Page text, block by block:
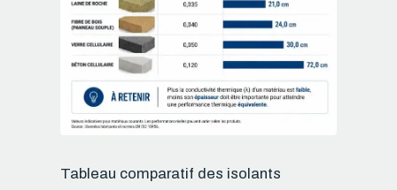
Tableau comparatif des isolants